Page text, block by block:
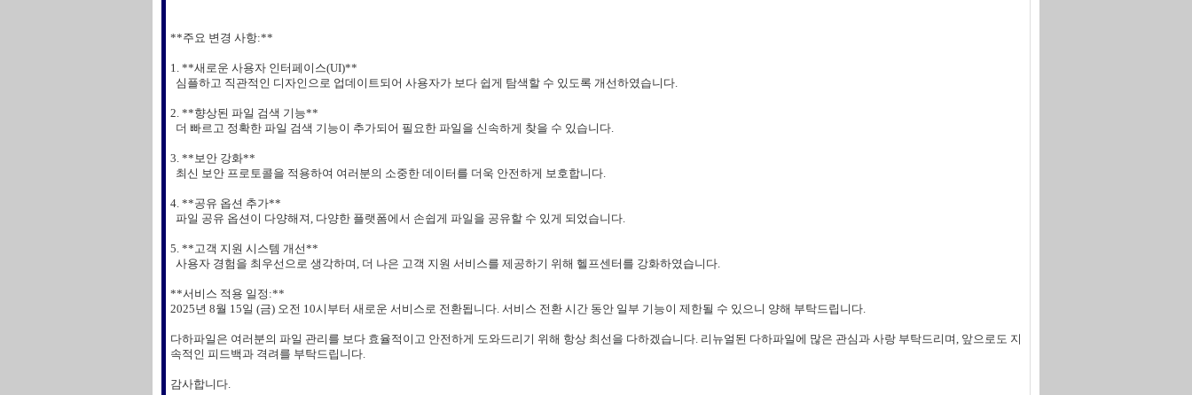
**주요 변경 사항:**
1. **새로운 사용자 인터페이스(UI)**
심플하고 직관적인 디자인으로 업데이트되어 사용자가 보다 쉽게 탐색할 수 있도록 개선하였습니다.
2. **향상된 파일 검색 기능**
더 빠르고 정확한 파일 검색 기능이 추가되어 필요한 파일을 신속하게 찾을 수 있습니다.
3. **보안 강화**
최신 보안 프로토콜을 적용하여 여러분의 소중한 데이터를 더욱 안전하게 보호합니다.
4. **공유 옵션 추가**
파일 공유 옵션이 다양해져, 다양한 플랫폼에서 손쉽게 파일을 공유할 수 있게 되었습니다.
5. **고객 지원 시스템 개선**
사용자 경험을 최우선으로 생각하며, 더 나은 고객 지원 서비스를 제공하기 위해 헬프센터를 강화하였습니다.
**서비스 적용 일정:**
2025년 8월 15일 (금) 오전 10시부터 새로운 서비스로 전환됩니다. 서비스 전환 시간 동안 일부 기능이 제한될 수 있으니 양해 부탁드립니다.
다하파일은 여러분의 파일 관리를 보다 효율적이고 안전하게 도와드리기 위해 항상 최선을 다하겠습니다. 리뉴얼된 다하파일에 많은 관심과 사랑 부탁드리며, 앞으로도 지
속적인 피드백과 격려를 부탁드립니다.
감사합니다.